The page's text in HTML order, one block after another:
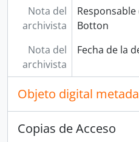
Nota del
archivista
Botton
Nota del
archivista
Fecha de la
Objeto digital
Copias de Acceso